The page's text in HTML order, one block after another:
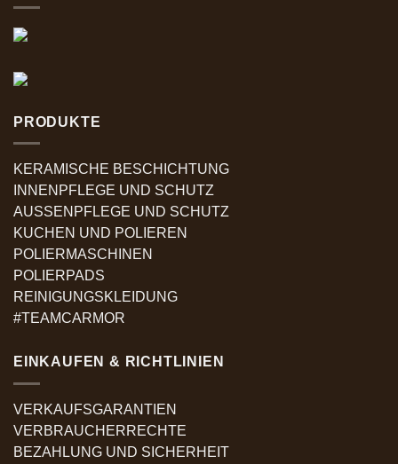
PRODUKTE
KERAMISCHE BESCHICHTUNG
INNENPFLEGE UND SCHUTZ
AUSSENPFLEGE UND SCHUTZ
KUCHEN UND POLIEREN
POLIERMASCHINEN
POLIERPADS
REINIGUNGSKLEIDUNG
#TEAMCARMOR
EINKAUFEN & RICHTLINIEN
VERKAUFSGARANTIEN
VERBRAUCHERRECHTE
BEZAHLUNG UND SICHERHEIT